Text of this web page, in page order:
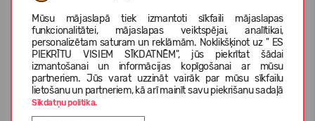
Mūsu mājaslapā tiek izmantoti sīkfaili mājaslapas
funkcionalitātei, mājaslapas veiktspējai, analītikai,
personalizētam saturam un reklāmām. Noklikšķinot uz " ES
PIEKRĪTU VISIEM SĪKDATNĒM", jūs piekrītat šādai
izmantošanai un informācijas kopīgošanai ar mūsu
partneriem. Jūs varat uzzināt vairāk par mūsu sīkfailu
lietošanu un partneriem, kā arī mainīt savu piekrišanu sadaļā
Sīkdatņu politika.
PAR REIMA
KLIENTU ATSAUKSMES (0)